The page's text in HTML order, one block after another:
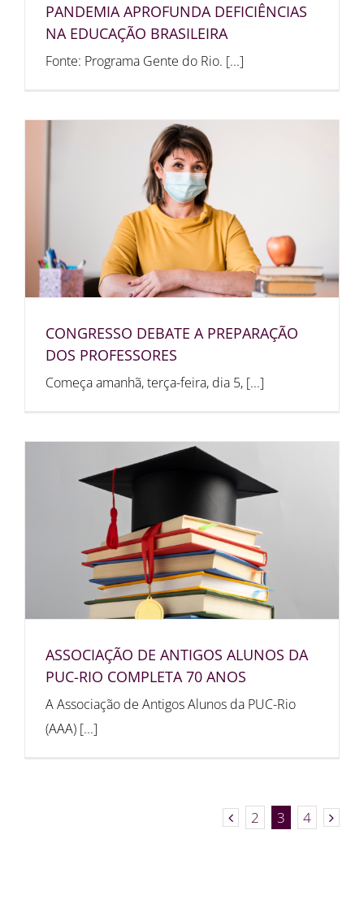
PANDEMIA APROFUNDA DEFICIÊNCIAS
NA EDUCAÇÃO BRASILEIRA
Fonte: Programa Gente do Rio. [...]
CONGRESSO DEBATE A PREPARAÇÃO
DOS PROFESSORES
Começa amanhã, terça-feira, dia 5, [...]
ASSOCIAÇÃO DE ANTIGOS ALUNOS DA
PUC-RIO COMPLETA 70 ANOS
A Associação de Antigos Alunos da PUC-Rio
(AAA) [...]
2 3 4